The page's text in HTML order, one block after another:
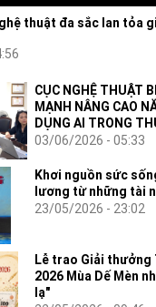
thuật đa sắc lan tỏa
CỤC NGHỆ THUẬT
MẠNH NÂNG CAO
DỤNG AI TRONG
03/06/2026 - 05:33
Khơi nguồn sức
lương từ những tài
23/05/2026 - 23:02
Lễ trao Giải thưởng
2026 Mùa Dế Mèn
lạ"